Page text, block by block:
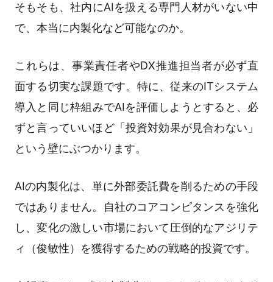
そもそも、社内にAIを扱える専門人材がいない中
で、本当に内製化など可能なのか。
これらは、事業責任者やDX推進担当者が必ず直
面する切実な課題です。特に、従来のITシステム
導入と同じ枠組みでAIを評価しようとすると、必
ずと言っていいほど「投資対効果が見合わない」
という壁にぶつかります。
AIの内製化は、単に外部委託費を削るための手段
ではありません。自社のコアコンピタンスを強化
し、変化の激しい市場において圧倒的なアジリテ
ィ（俊敏性）を獲得するための戦略的投資です。